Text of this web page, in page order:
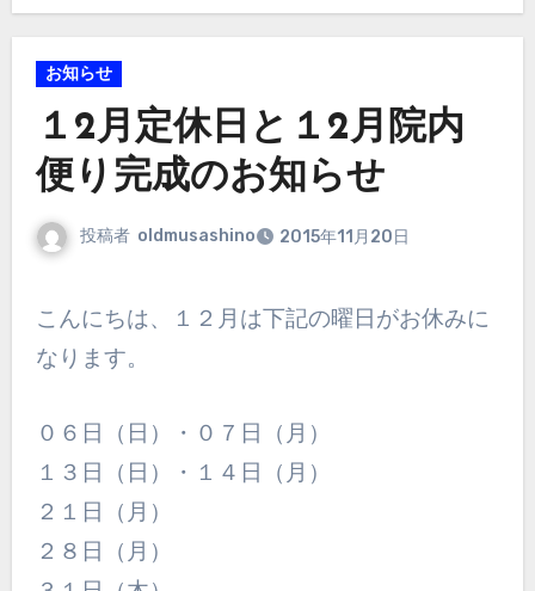
お知らせ
１2月定休日と１2月院内
便り完成のお知らせ
投稿者 oldmusashino 2015年11月20日
こんにちは、１２月は下記の曜日がお休みに
なります。
０６日（日）・０７日（月）
１３日（日）・１４日（月）
２１日（月）
２８日（月）